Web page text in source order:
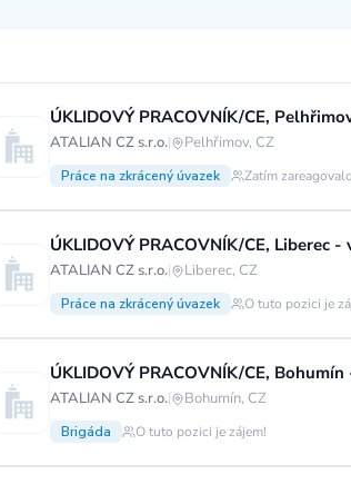
ATALIAN CZ s.r.o.| Pelhřimov, CZ
Práce na zkrácený úvazek Zatím
ATALIAN CZ s.r.o.| Liberec, CZ
Práce na zkrácený úvazek O tuto pozici je
ÚKLIDOVÝ PRACOVNÍK/CE,
ATALIAN CZ s.r.o.| Bohumín, CZ
Brigáda O tuto pozici je zájem!